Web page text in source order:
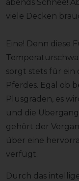
abends Schnee!
viele Decken
Eine! Denn diese
sorgt stets für ein
Pferdes. Egal ob
Plusgraden, es
und die
gehört der
über eine
verfügt.
Durch das